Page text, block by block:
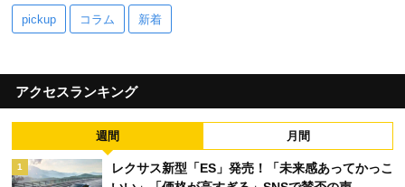
pickup コラム 新着
アクセスランキング
週間 月間
1
レクサス新型「ES」発売！「未来感あってかっこ